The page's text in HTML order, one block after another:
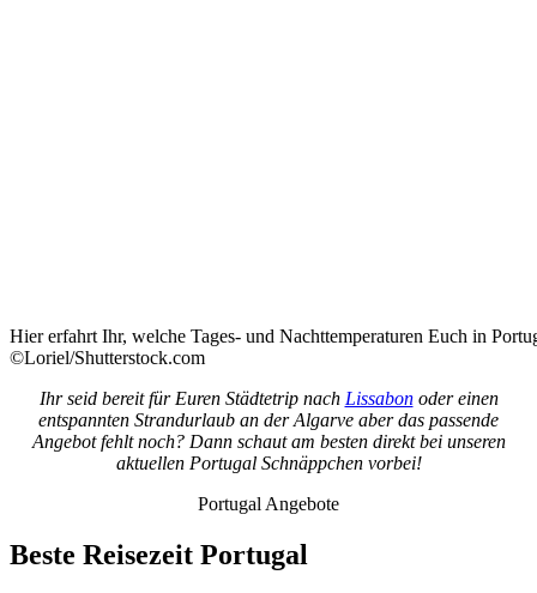
Hier erfahrt Ihr, welche Tages- und Nachttemperaturen Euch in
©Loriel/Shutterstock.com
Ihr seid bereit für Euren Städtetrip nach Lissabonoder einen
entspannten Strandurlaub an der Algarve aber das passende
Angebot fehlt noch? Dann schaut am besten direkt bei unseren
aktuellen Portugal Schnäppchen vorbei!
Portugal Angebote
Beste Reisezeit Portugal